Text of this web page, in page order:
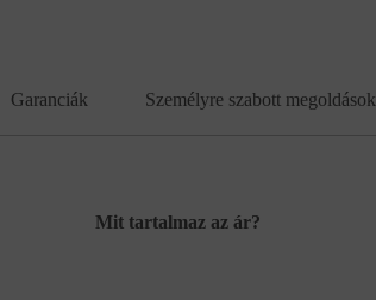
Garanciák Személyre szabott megoldások
Mit tartalmaz az ár?